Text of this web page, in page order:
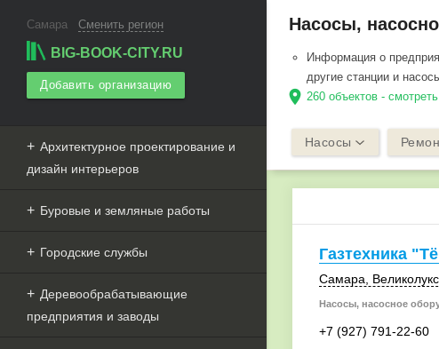
Самара Сменить регион
BIG-BOOK-CITY.RU
Добавить организацию
Архитектурное проектирование и
дизайн интерьеров
Буровые и земляные работы
Городские службы
Деревообрабатывающие
предприятия и заводы
Насосы,
Информация о
другие станции и
location_on 260 объектов -
Насосы
Газтехника
Самара ,
Насосы, насосное
+7 (927) 791-22-60